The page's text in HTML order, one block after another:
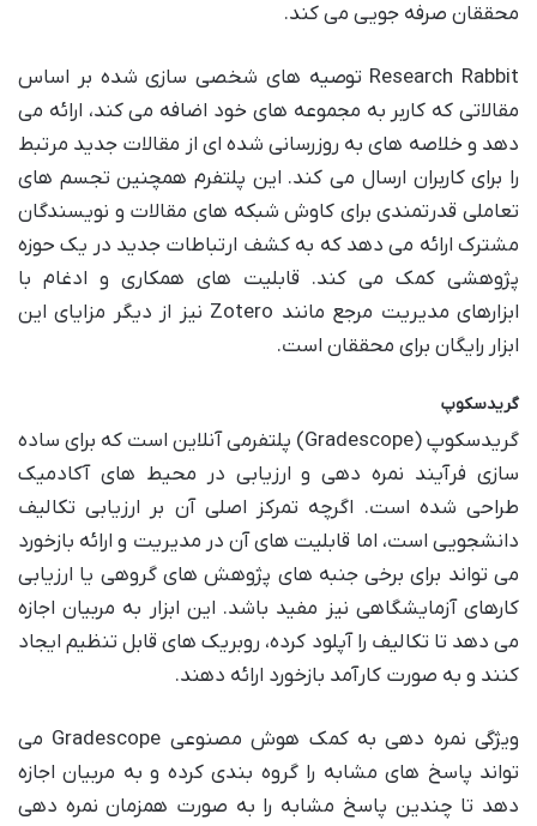
محققان صرفه جویی می کند.
Research Rabbit توصیه های شخصی سازی شده بر اساس
مقالاتی که کاربر به مجموعه های خود اضافه می کند، ارائه می
دهد و خلاصه های به روزرسانی شده ای از مقالات جدید مرتبط
را برای کاربران ارسال می کند. این پلتفرم همچنین تجسم های
تعاملی قدرتمندی برای کاوش شبکه های مقالات و نویسندگان
مشترک ارائه می دهد که به کشف ارتباطات جدید در یک حوزه
پژوهشی کمک می کند. قابلیت های همکاری و ادغام با
ابزارهای مدیریت مرجع مانند Zotero نیز از دیگر مزایای این
ابزار رایگان برای محققان است.
گریدسکوپ
گریدسکوپ (Gradescope) پلتفرمی آنلاین است که برای ساده
سازی فرآیند نمره دهی و ارزیابی در محیط های آکادمیک
طراحی شده است. اگرچه تمرکز اصلی آن بر ارزیابی تکالیف
دانشجویی است، اما قابلیت های آن در مدیریت و ارائه بازخورد
می تواند برای برخی جنبه های پژوهش های گروهی یا ارزیابی
کارهای آزمایشگاهی نیز مفید باشد. این ابزار به مربیان اجازه
می دهد تا تکالیف را آپلود کرده، روبریک های قابل تنظیم ایجاد
کنند و به صورت کارآمد بازخورد ارائه دهند.
ویژگی نمره دهی به کمک هوش مصنوعی Gradescope می
تواند پاسخ های مشابه را گروه بندی کرده و به مربیان اجازه
دهد تا چندین پاسخ مشابه را به صورت همزمان نمره دهی